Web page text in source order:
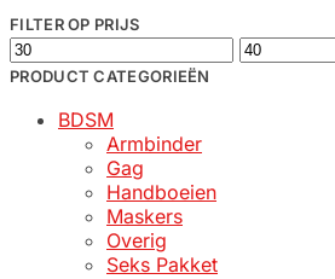
optie
kan
FILTER OP PRIJS
Min.
prijs
Max.
prijs
PRODUCT CATEGORIEËN
BDSM
Armbinder
Gag
Handboeien
Maskers
Overig
Seks Pakket